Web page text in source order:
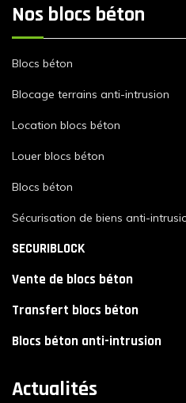
Nos blocs béton
Blocs béton
Blocage terrains anti-intrusion
Location blocs béton
Louer blocs béton
Blocs béton
Sécurisation de biens anti-
SECURIBLOCK
Vente de blocs béton
Transfert blocs béton
Blocs béton anti-intrusion
Actualités